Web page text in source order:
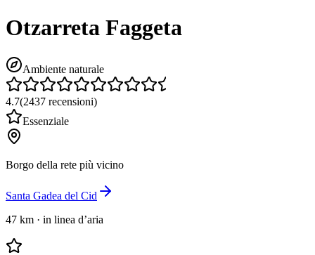
Otzarreta Faggeta
Ambiente naturale
4.7(2437 recensioni)
Essenziale
Borgo della rete più vicino
Santa Gadea del Cid
47 km · in linea d’aria